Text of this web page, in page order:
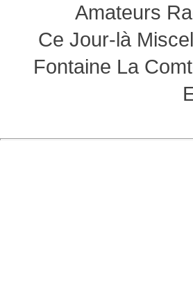
Amateurs
Ce Jour-là
Fontaine La